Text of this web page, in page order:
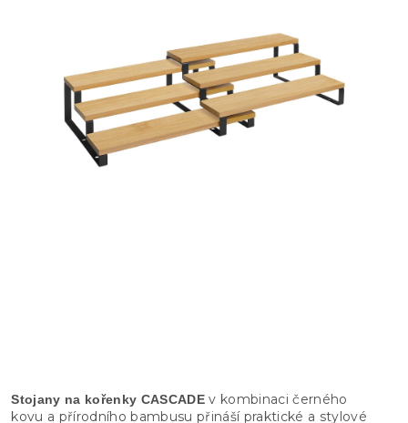
Stojany na kořenky CASCADEv kombinaci černého
kovu a přírodního bambusu přináší praktické a stylové